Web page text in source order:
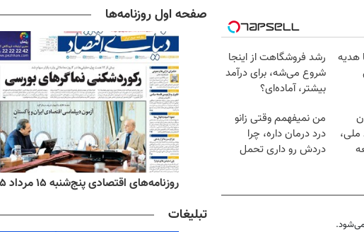
هدیه
رشد فروشگاهت از اینجا
شروع می‌شه، برای درآمد
بیشتر، آماده‌ای؟
ملی،
من نمیفهمم وقتی زانو
درد درمان داره، چرا
دردش رو داری تحمل
صفحه اول روزنامه‌ها
روزنامه‌های اقتصادی پنج‌شنبه ۱۵ مرداد ۱۴۰۵
تبلیغات